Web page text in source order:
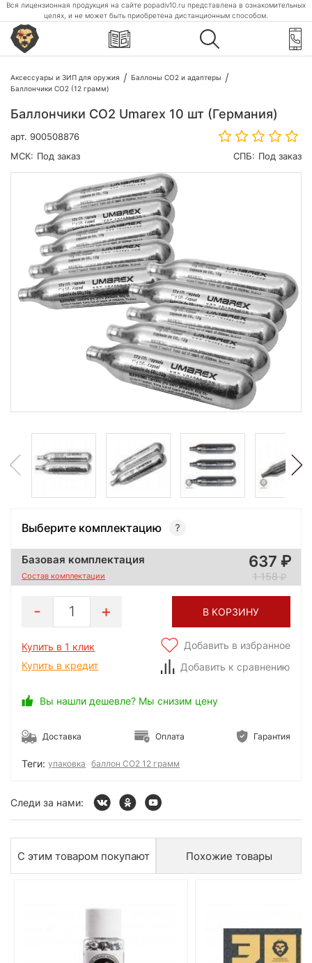
Вся лицензионная продукция на сайте popadiv10.ru представлена в ознакомительных
целях, и не может быть приобретена дистанционным способом.
Аксессуары и ЗИП для оружия
Баллоны CO2 и адаптеры
Баллончики CO2 (12 грамм)
Баллончики СО2 Umarex 10 шт (Германия)
арт. 900508876
МСК: Под заказ СПБ: Под заказ
Выберите комплектацию
Базовая комплектация
Состав комплектации
637
1 158
1 В КОРЗИНУ
Купить в 1 клик
Купить в кредит
Добавить в избранное
Добавить к сравнению
Вы нашли дешевле? Мы снизим цену
Доставка Оплата Гарантия
Теги: упаковка баллон СО2 12 грамм
Следи за нами:
С этим товаром покупают Похожие товары